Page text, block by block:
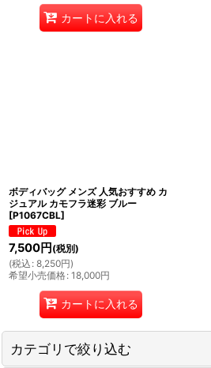
カートに入れる
ボディバッグ メンズ 人気おすすめ カ
ジュアル カモフラ迷彩 ブルー
[P1067CBL]
7,500円 (税別)
(税込 : 8,250円)
希望小売価格: 18,000円
カートに入れる
カテゴリで絞り込む